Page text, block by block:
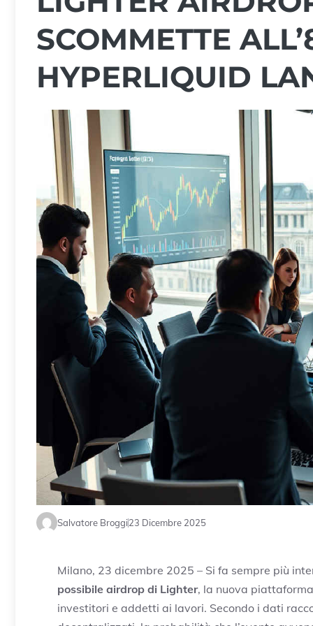
SCOMMETTE
HYPERLIQUID
Salvatore Broggi23 Dicembre 2025
Milano, 23 dicembre 2025 – Si fa sempre più
possibile airdrop di Lighter, la nuova
investitori e addetti ai lavori. Secondo i dati